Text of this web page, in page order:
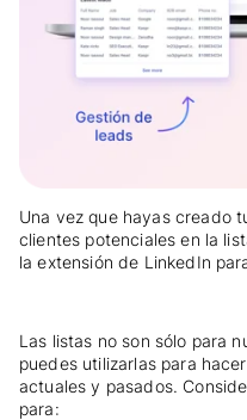
Una vez que hayas creado
clientes potenciales en la
la extensión de LinkedIn
Las listas no son sólo para
puedes utilizarlas para
actuales y pasados.
para: